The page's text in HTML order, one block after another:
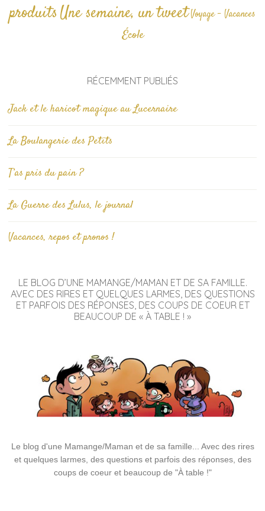
produitsUne semaine, un tweetVoyage - Vacances
École
RÉCEMMENT PUBLIÉS
Jack et le haricot magique au Lucernaire
La Boulangerie des Petits
T’as pris du pain ?
La Guerre des Lulus, le journal
Vacances, repos et pronos !
LE BLOG D’UNE MAMANGE/MAMAN ET DE SA FAMILLE.
AVEC DES RIRES ET QUELQUES LARMES, DES QUESTIONS
ET PARFOIS DES RÉPONSES, DES COUPS DE COEUR ET
BEAUCOUP DE « À TABLE ! »
Le blog d'une Mamange/Maman et de sa famille... Avec des rires
et quelques larmes, des questions et parfois des réponses, des
coups de coeur et beaucoup de "À table !"